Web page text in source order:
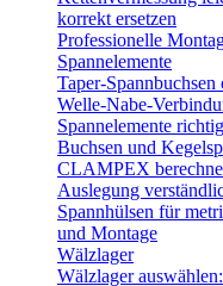
korrekt ersetzen
Professionelle
Spannelemente
Taper-
Welle-Nabe-
Spannelemente
Buchsen und
CLAMPEX
Auslegung
Spannhülsen für
und Montage
Wälzlager
Wälzlager